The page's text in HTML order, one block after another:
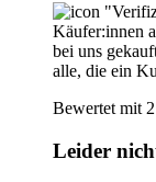
Käufer:innen
bei uns
alle, die ein
Bewertet mit
Leider